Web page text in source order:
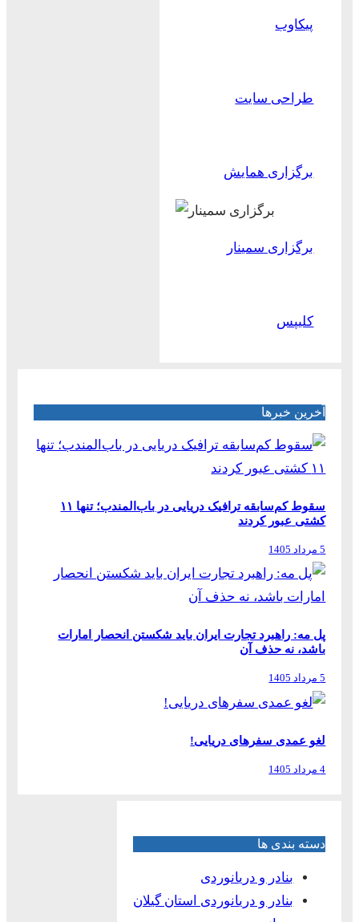
پیکاوب
طراحی سایت
برگزاری همایش
برگزاری سمینار
کلیپس
آخرین خبرها
سقوط کم‌سابقه ترافیک دریایی در باب‌المندب؛ تنها ۱۱
کشتی عبور کردند
5 مرداد 1405
پل مه: راهبرد تجارت ایران باید شکستن انحصار امارات
باشد، نه حذف آن
5 مرداد 1405
لغو عمدی سفرهای دریایی!
4 مرداد 1405
دسته بندی ها
بنادر و دریانوردی
بنادر و دریانوردی استان گیلان